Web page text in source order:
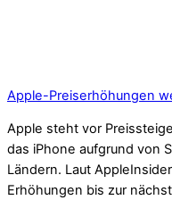
Apple-Preiserhöhungen
Apple steht vor
das iPhone aufgrund von
Ländern. Laut
Erhöhungen bis zur